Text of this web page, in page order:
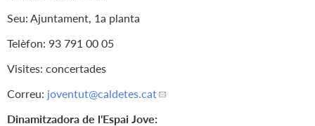
Seu: Ajuntament, 1a planta
Telèfon: 93 791 00 05
Visites: concertades
Correu: joventut@caldetes.cat
Dinamitzadora de l'Espai Jove: